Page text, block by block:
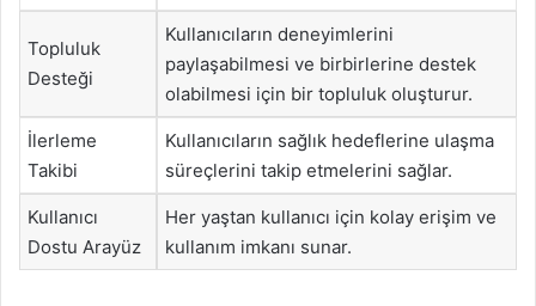
Topluluk
Desteği
Kullanıcıların deneyimlerini
paylaşabilmesi ve birbirlerine destek
olabilmesi için bir topluluk oluşturur.
İlerleme
Takibi
Kullanıcıların sağlık hedeflerine ulaşma
süreçlerini takip etmelerini sağlar.
Kullanıcı
Dostu Arayüz
Her yaştan kullanıcı için kolay erişim ve
kullanım imkanı sunar.